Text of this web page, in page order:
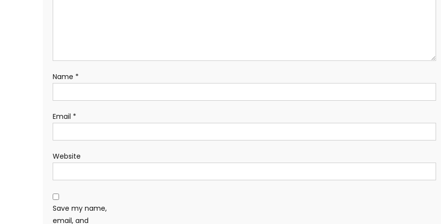
Name *
Email *
Website
Save my name,
email, and